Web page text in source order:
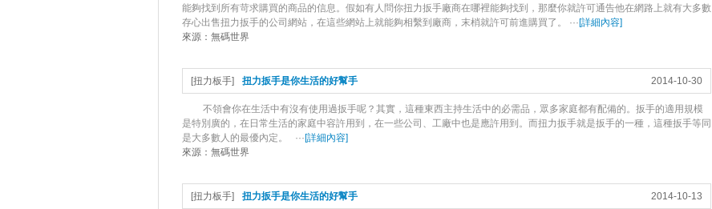
能夠找到所有苛求購買的商品的信息。假如有人問你扭力扳手廠商在哪裡能夠找到，那麼你就許可通告他在網路上就有大多數
存心出售扭力扳手的公司網站，在這些網站上就能夠相繫到廠商，末梢就許可前進購買了。 ···[詳細內容]
來源： 無碼世界
2014-10-30
[扭力板手] 扭力扳手是你生活的好幫手
不領會你在生活中有沒有使用過扳手呢？其實，這種東西主持生活中的必需品，眾多家庭都有配備的。扳手的適用規模
是特別廣的，在日常生活的家庭中容許用到，在一些公司、工廠中也是應許用到。而扭力扳手就是扳手的一種，這種扳手等同
是大多數人的最優內定。 ···[詳細內容]
來源： 無碼世界
2014-10-13
[扭力板手] 扭力扳手是你生活的好幫手